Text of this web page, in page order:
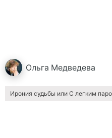
Ольга Медведева
Ирония судьбы или С легким